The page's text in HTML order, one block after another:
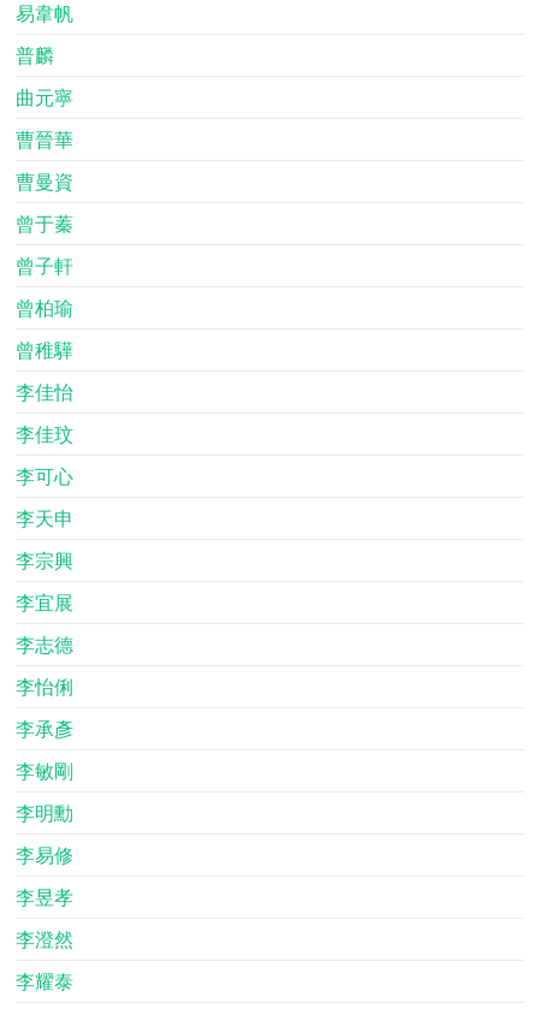
易韋帆
普麟
曲元寧
曹晉華
曹曼資
曾于蓁
曾子軒
曾柏瑜
曾稚驊
李佳怡
李佳玟
李可心
李天申
李宗興
李宜展
李志德
李怡俐
李承彥
李敏剛
李明勳
李易修
李昱孝
李澄然
李耀泰